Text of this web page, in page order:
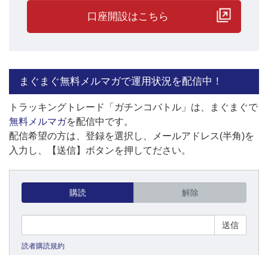
口座開設はこちら
まぐまぐ無料メルマガで運用状況を配信中！
トラッキングトレード「ガチンコバトル」は、まぐまぐで
無料メルマガを配信中です。
配信希望の方は、登録を選択し、メールアドレス(半角)を
入力し、【送信】ボタンを押してださい。
購読 解除
読者購読規約